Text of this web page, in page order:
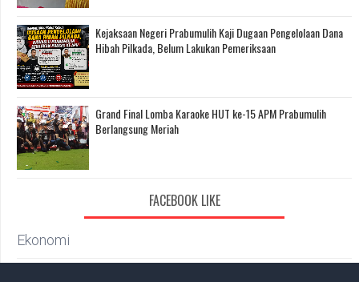
Kejaksaan Negeri Prabumulih Kaji Dugaan Pengelolaan Dana
Hibah Pilkada, Belum Lakukan Pemeriksaan
Grand Final Lomba Karaoke HUT ke-15 APM Prabumulih
Berlangsung Meriah
FACEBOOK LIKE
Ekonomi